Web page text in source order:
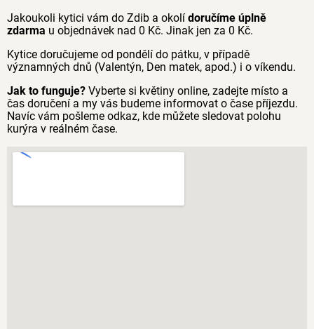
Jakoukoli kytici vám do Zdib a okolí doručíme úplně
zdarma u objednávek nad 0 Kč. Jinak jen za 0 Kč.
Kytice doručujeme od pondělí do pátku, v případě
významných dnů (Valentýn, Den matek, apod.) i o víkendu.
Jak to funguje? Vyberte si květiny online, zadejte místo a
čas doručení a my vás budeme informovat o čase příjezdu.
Navíc vám pošleme odkaz, kde můžete sledovat polohu
kurýra v reálném čase.